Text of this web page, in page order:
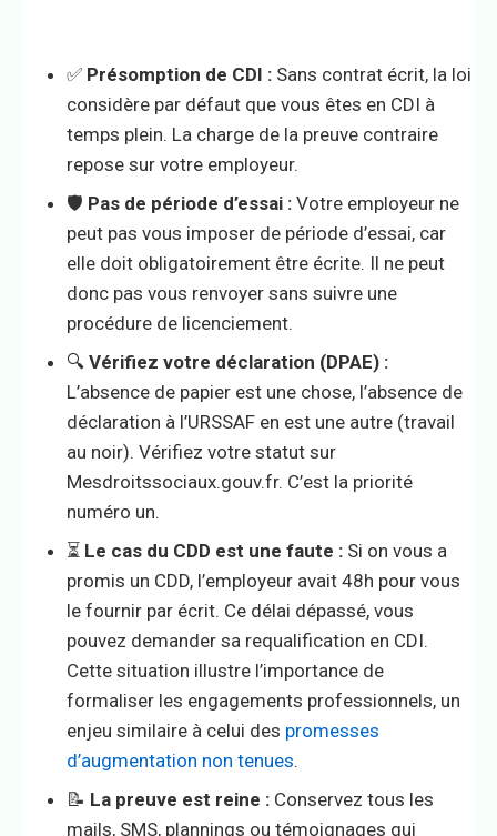
✅ Présomption de CDI : Sans contrat écrit, la loi
considère par défaut que vous êtes en CDI à
temps plein. La charge de la preuve contraire
repose sur votre employeur.
🛡️ Pas de période d’essai : Votre employeur ne
peut pas vous imposer de période d’essai, car
elle doit obligatoirement être écrite. Il ne peut
donc pas vous renvoyer sans suivre une
procédure de licenciement.
🔍 Vérifiez votre déclaration (DPAE) :
L’absence de papier est une chose, l’absence de
déclaration à l’URSSAF en est une autre (travail
au noir). Vérifiez votre statut sur
Mesdroitssociaux.gouv.fr. C’est la priorité
numéro un.
⏳ Le cas du CDD est une faute : Si on vous a
promis un CDD, l’employeur avait 48h pour vous
le fournir par écrit. Ce délai dépassé, vous
pouvez demander sa requalification en CDI.
Cette situation illustre l’importance de
formaliser les engagements professionnels, un
enjeu similaire à celui des promesses
d’augmentation non tenues.
📝 La preuve est reine : Conservez tous les
mails, SMS, plannings ou témoignages qui